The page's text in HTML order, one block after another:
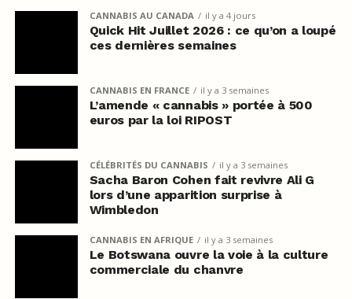
CANNABIS AU CANADA il y a 4 jours
Quick Hit Juillet 2026 : ce qu’on a loupé
ces dernières semaines
CANNABIS EN FRANCE il y a 3 semaines
L’amende « cannabis » portée à 500
euros par la loi RIPOST
CÉLÉBRITÉS DU CANNABIS il y a 3 semaines
Sacha Baron Cohen fait revivre Ali G
lors d’une apparition surprise à
Wimbledon
CANNABIS EN AFRIQUE il y a 3 semaines
Le Botswana ouvre la voie à la culture
commerciale du chanvre